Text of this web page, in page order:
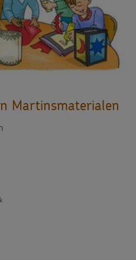
Martinsmaterialen